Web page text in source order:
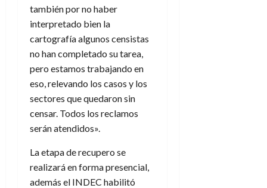
también por no haber
interpretado bien la
cartografía algunos censistas
no han completado su tarea,
pero estamos trabajando en
eso, relevando los casos y los
sectores que quedaron sin
censar. Todos los reclamos
serán atendidos».
La etapa de recupero se
realizará en forma presencial,
además el INDEC habilitó